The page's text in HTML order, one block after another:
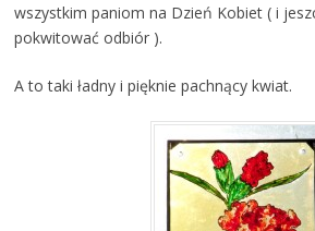
wszystkim paniom na Dzień Kobiet ( i
pokwitować odbiór ).
A to taki ładny i pięknie pachnący kwiat.